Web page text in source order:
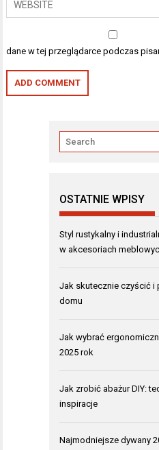
dane w tej przeglądarce podczas
OSTATNIE WPISY
Styl rustykalny i
w akcesoriach
Jak skutecznie czyścić i
domu
Jak wybrać
2025 rok
Jak zrobić abażur DIY:
inspiracje
Najmodniejsze dywany